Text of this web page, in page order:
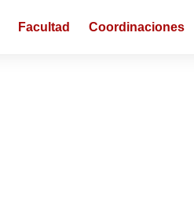
Facultad Coordinaciones